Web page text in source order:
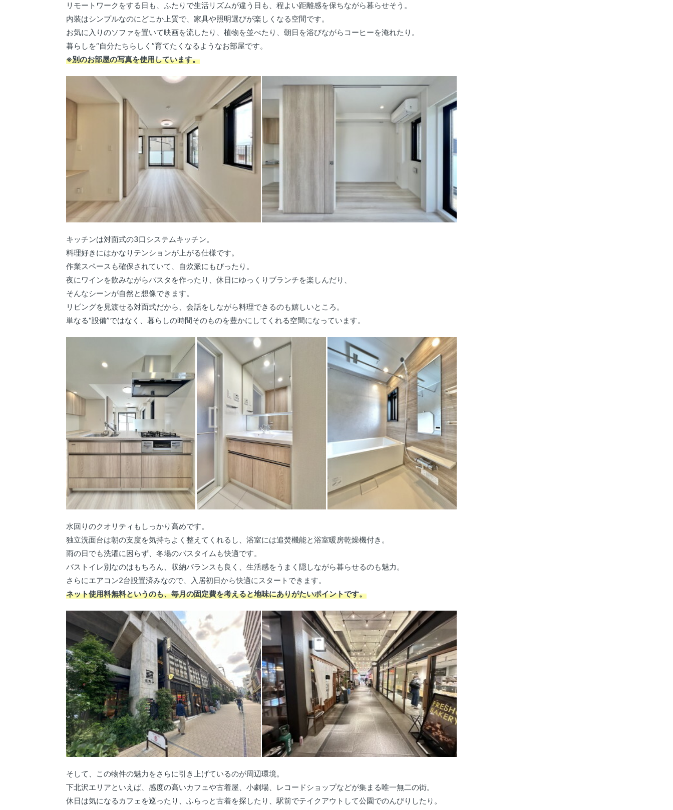
リモートワークをする日も、ふたりで生活リズムが違う日も、程よい距離感を保ちながら暮らせそう。
内装はシンプルなのにどこか上質で、家具や照明選びが楽しくなる空間です。
お気に入りのソファを置いて映画を流したり、植物を並べたり、朝日を浴びながらコーヒーを淹れたり。
暮らしを“自分たちらしく”育てたくなるようなお部屋です。
※別のお部屋の写真を使用しています。
キッチンは対面式の3口システムキッチン。
料理好きにはかなりテンションが上がる仕様です。
作業スペースも確保されていて、自炊派にもぴったり。
夜にワインを飲みながらパスタを作ったり、休日にゆっくりブランチを楽しんだり、
そんなシーンが自然と想像できます。
リビングを見渡せる対面式だから、会話をしながら料理できるのも嬉しいところ。
単なる“設備”ではなく、暮らしの時間そのものを豊かにしてくれる空間になっています。
水回りのクオリティもしっかり高めです。
独立洗面台は朝の支度を気持ちよく整えてくれるし、浴室には追焚機能と浴室暖房乾燥機付き。
雨の日でも洗濯に困らず、冬場のバスタイムも快適です。
バストイレ別なのはもちろん、収納バランスも良く、生活感をうまく隠しながら暮らせるのも魅力。
さらにエアコン2台設置済みなので、入居初日から快適にスタートできます。
ネット使用料無料というのも、毎月の固定費を考えると地味にありがたいポイントです。
そして、この物件の魅力をさらに引き上げているのが周辺環境。
下北沢エリアといえば、感度の高いカフェや古着屋、小劇場、レコードショップなどが集まる唯一無二の街。
休日は気になるカフェを巡ったり、ふらっと古着を探したり、駅前でテイクアウトして公園でのんびりしたり。